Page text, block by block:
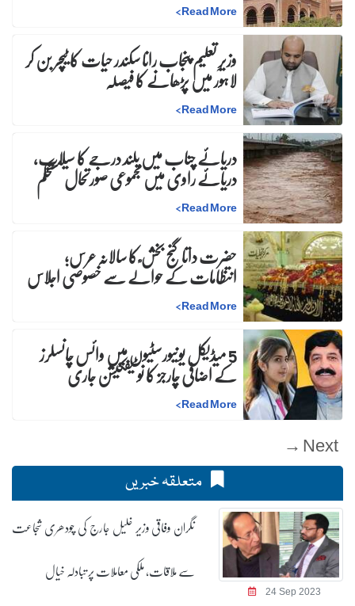
Read More
>
وزیرِ تعلیم پنجاب رانا سکندر حیات کا ٹیچر بن کر
لاہور میں پڑھانے کا فیصلہ
Read More
>
دریائے چناب میں بلند درجے کا سیلاب،
دریائے راوی میں مجموعی صورتحال مستحکم
Read More
>
حضرت داتا گنج بخش ؒ کا سالانہ عرس;
انتظامات کے حوالے سے خصوصی اجلاس
Read More
>
5 میڈیکل یونیورسٹیوں میں وائس چانسلرز
کے اضافی چارجز کا نوٹیفکیشن جاری
Read More
>
Next →
متعلقہ خبریں
24 Sep 2023
نگران وفاقی وزیر خلیل جارج کی چودھری شجاعت
سے ملاقات، ملکی معاملات پر تبادلہ خیال